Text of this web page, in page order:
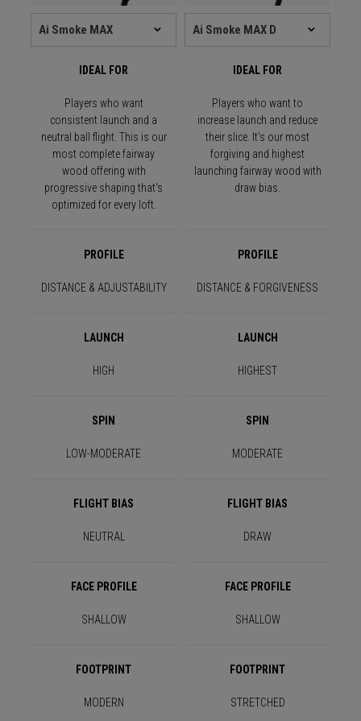
IDEAL FOR IDEAL FOR
Players who want
consistent launch and a
neutral ball flight. This is our
most complete fairway
wood offering with
progressive shaping that's
optimized for every loft.
Players who want to
increase launch and reduce
their slice. It's our most
forgiving and highest
launching fairway wood with
draw bias.
PROFILE PROFILE
DISTANCE & ADJUSTABILITY DISTANCE & FORGIVENESS
LAUNCH LAUNCH
HIGH HIGHEST
SPIN SPIN
LOW-MODERATE MODERATE
FLIGHT BIAS FLIGHT BIAS
NEUTRAL DRAW
FACE PROFILE FACE PROFILE
SHALLOW SHALLOW
FOOTPRINT FOOTPRINT
MODERN STRETCHED